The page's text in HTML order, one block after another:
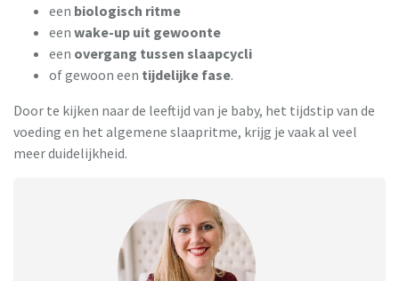
een biologisch ritme
een wake-up uit gewoonte
een overgang tussen slaapcycli
of gewoon een tijdelijke fase.
Door te kijken naar de leeftijd van je baby, het tijdstip van de
voeding en het algemene slaapritme, krijg je vaak al veel
meer duidelijkheid.